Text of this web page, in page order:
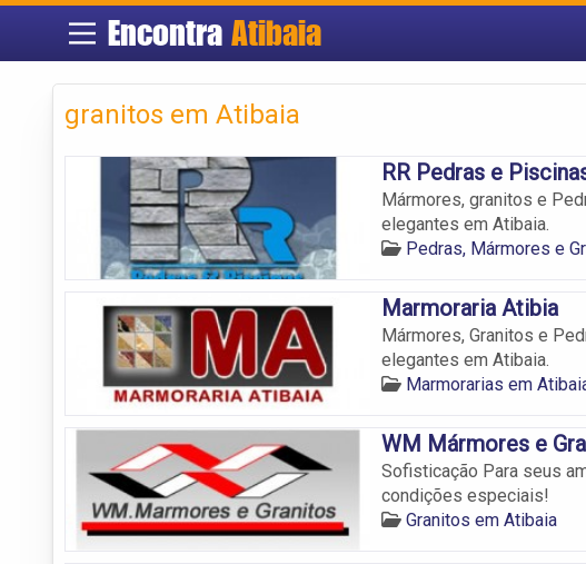
EncontraAtibaia
granitos em Atibaia
RR Pedras e
Mármores, granitos e
elegantes em Atibaia.
Pedras, Mármores e
Marmoraria Atibia
Mármores, Granitos e
elegantes em Atibaia.
Marmorarias em
WM Mármores e
Sofisticação Para seus
condições especiais!
Granitos em Atibaia